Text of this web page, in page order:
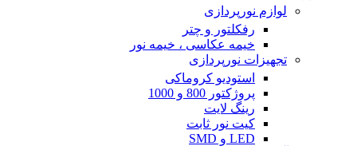
لوازم نورپردازی
رفکلتور و چتر
خیمه عکاسی ، خیمه نور
تجهیزات نورپردازی
استودیو کروماکی
پروژکتور 800 و 1000
رینگ لایت
کیت نور ثابت
LED و SMD